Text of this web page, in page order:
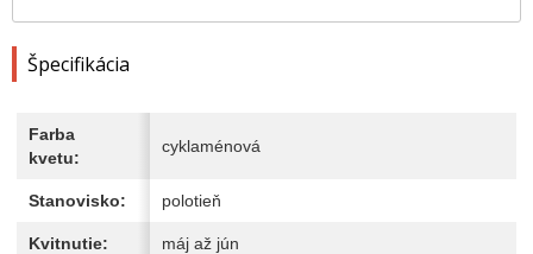
Špecifikácia
Farba
kvetu:
cyklaménová
Stanovisko: polotieň
Kvitnutie: máj až jún